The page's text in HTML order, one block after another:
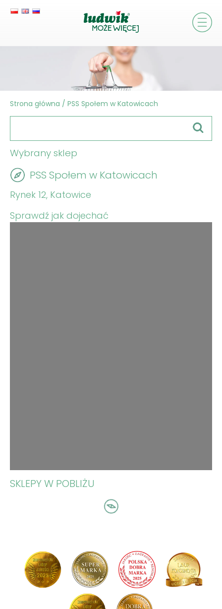
Strona główna / PSS Społem w Katowicach
Wybrany sklep
PSS Społem w Katowicach
Rynek 12, Katowice
Sprawdź jak dojechać
SKLEPY W POBLIŻU